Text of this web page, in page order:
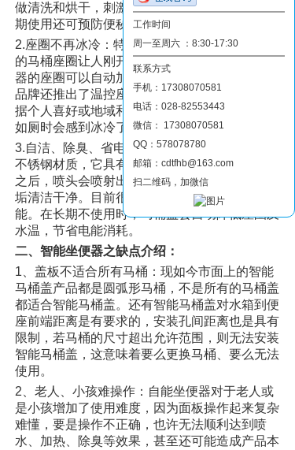
做清洗和烘干，刺激毛细血管促进血液循环，长
期使用还可预防便秘、痔疮等疾病。
2.座圈不再冰冷：特别是冬季，每次如厕时冰凉
的马桶座圈让人刚开始难以忍受，但是智能坐便
器的座圈可以自动加热到人体适宜的温度。不少
品牌还推出了温控座圈，拥有不同温度档式，根
据个人喜好或地域和天气来进行调节，不用担心
如厕时会感到冰冷了。
3.自洁、除臭、省电：清洁用的喷头大多是采用
不锈钢材质，它具有自洁功能，人们如厕使用完
之后，喷头会喷射出瀑布式的水流，把沾染的污
垢清洁干净。目前很多智能马桶盖兼具除臭功
能。在长期不使用时，马桶盖会自动降低座圈及
水温，节省电能消耗。
二、智能坐便器之缺点介绍：
1、盖板不适合所有马桶：现如今市面上的智能
马桶盖产品都是圆弧形马桶，不是所有的马桶盖
都适合智能马桶盖。还有智能马桶盖对水箱到便
座前端距离是有要求的，安装孔间距离也是具有
限制，若马桶的尺寸超出允许范围，则无法安装
智能马桶盖，这意味着要么更换马桶、要么无法
使用。
2、老人、小孩难操作：自能坐便器对于老人或
是小孩增加了使用难度，因为面板操作起来复杂
难懂，要是操作不正确，也许无法顺利达到喷
水、加热、除臭等效果，甚至还可能造成产品本
工作时间
周一至周六 ：8:30-17:30
联系方式
手机：17308070581
电话：028-82553443
微信： 17308070581
QQ：578078780
邮箱：cdtfhb@163.com
扫二维码，加微信